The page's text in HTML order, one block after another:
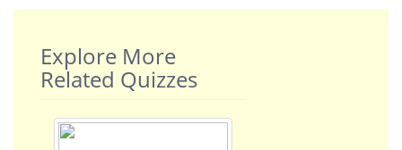
Explore More
Related Quizzes